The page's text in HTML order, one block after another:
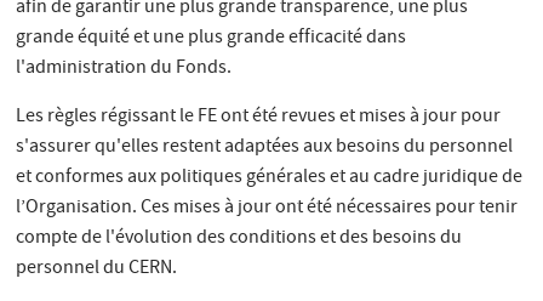
afin de garantir une plus grande transparence, une plus
grande équité et une plus grande efficacité dans
l'administration du Fonds.
Les règles régissant le FE ont été revues et mises à jour pour
s'assurer qu'elles restent adaptées aux besoins du personnel
et conformes aux politiques générales et au cadre juridique de
l’Organisation. Ces mises à jour ont été nécessaires pour tenir
compte de l'évolution des conditions et des besoins du
personnel du CERN.